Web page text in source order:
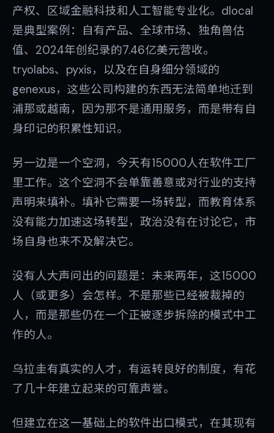
产权、区域金融科技和人工智能专业化。dlocal
是典型案例：自有产品、全球市场、独角兽估
值、2024年创纪录的7.46亿美元营收。
tryolabs、pyxis，以及在自身细分领域的
genexus，这些公司构建的东西无法简单地迁到
浦那或越南，因为那不是通用服务，而是带有自
身印记的积累性知识。
另一边是一个空洞，今天有15000人在软件工厂
里工作。这个空洞不会单靠善意或对行业的支持
声明来填补。填补它需要一场转型，而教育体系
没有能力加速这场转型，政治没有在讨论它，市
场自身也来不及解决它。
没有人大声问出的问题是：未来两年，这15000
人（或更多）会怎样。不是那些已经被裁掉的
人，而是那些仍在一个正被逐步拆除的模式中工
作的人。
乌拉圭有真实的人才，有运转良好的制度，有花
了几十年建立起来的可靠声誉。
但建立在这一基础上的软件出口模式，在其现有